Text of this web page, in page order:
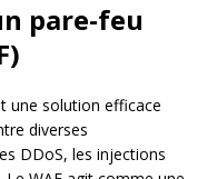
pare-feu
une solution efficace
diverses
DDoS, les injections